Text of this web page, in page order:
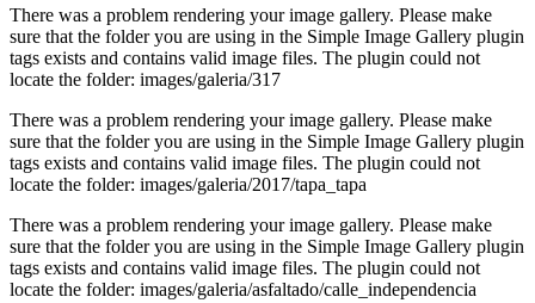
There was a problem rendering your image gallery. Please make
sure that the folder you are using in the Simple Image Gallery plugin
tags exists and contains valid image files. The plugin could not
locate the folder: images/galeria/317
There was a problem rendering your image gallery. Please make
sure that the folder you are using in the Simple Image Gallery plugin
tags exists and contains valid image files. The plugin could not
locate the folder: images/galeria/2017/tapa_tapa
There was a problem rendering your image gallery. Please make
sure that the folder you are using in the Simple Image Gallery plugin
tags exists and contains valid image files. The plugin could not
locate the folder: images/galeria/asfaltado/calle_independencia